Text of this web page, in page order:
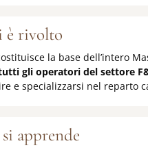
è rivolto
la base dell’intero
gli operatori del settore
e specializzarsi nel reparto
apprende